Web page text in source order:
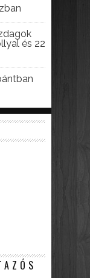
és 22